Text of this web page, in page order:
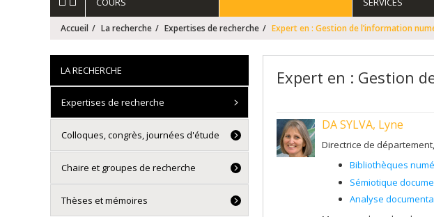
Accueil La recherche Expertises de recherche Expert en : Gestion de l’information
Expert en : Gestion
DA SYLVA, Lyne
Directrice de
Bibliothèques
Sémiotique
Analyse
LA RECHERCHE
Expertises de recherche
Colloques, congrès, journées d'étude
Chaire et groupes de recherche
Thèses et mémoires